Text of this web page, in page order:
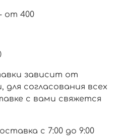
от 400
зависит от
для согласования всех
с вами свяжется
с 7:00 до 9:00